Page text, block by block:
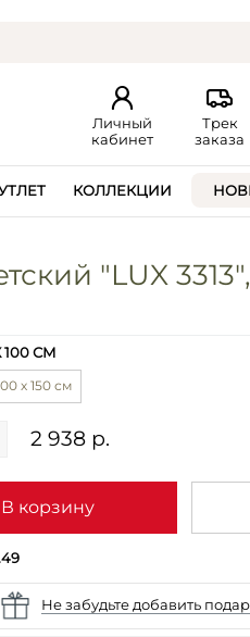
Личный
кабинет
Трек
заказа
КОЛЛЕКЦИИ
"LUX
100 СМ
х 150 см
2 938 р.
В корзину
Не забудьте добавить